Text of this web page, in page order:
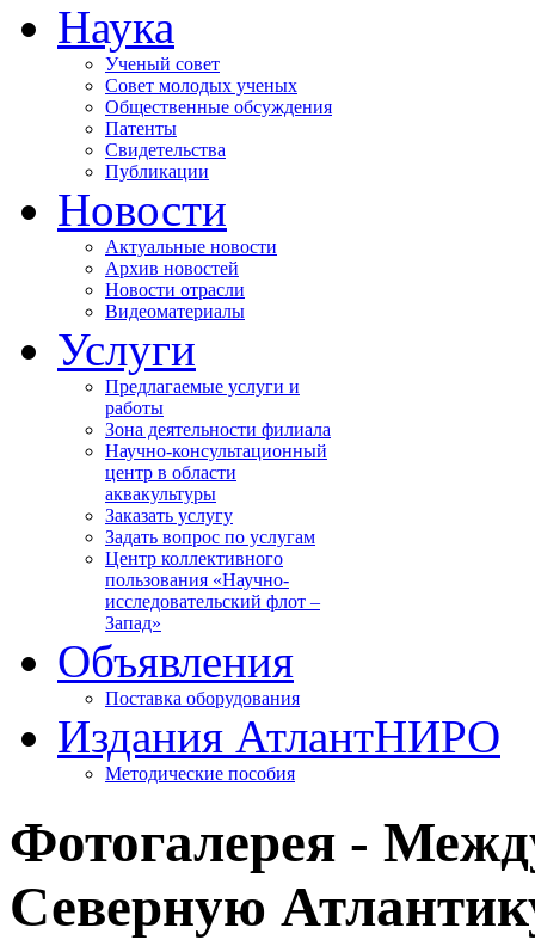
Наука
Ученый совет
Совет молодых ученых
Общественные обсуждения
Патенты
Свидетельства
Публикации
Новости
Актуальные новости
Архив новостей
Новости отрасли
Видеоматериалы
Услуги
Предлагаемые услуги и
работы
Зона деятельности филиала
Научно-консультационный
центр в области
аквакультуры
Заказать услугу
Задать вопрос по услугам
Центр коллективного
пользования «Научно-
исследовательский флот –
Запад»
Объявления
Поставка оборудования
Издания АтлантНИРО
Методические пособия
Фотогалерея -
Северную